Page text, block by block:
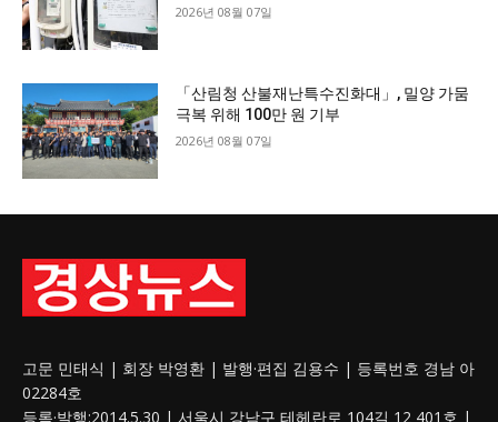
2026년 08월 07일
「산림청 산불재난특수진화대」, 밀양 가뭄
극복 위해 100만 원 기부
2026년 08월 07일
고문 민태식 | 회장 박영환 | 발행·편집 김용수 | 등록번호 경남 아
02284호
등록·발행:2014.5.30 | 서울시 강남구 테헤란로 104길 12 401호 |